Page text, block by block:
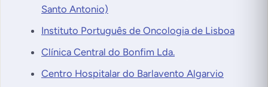
Santo Antonio)
Instituto Português de Oncologia de Lisboa
Clínica Central do Bonfim Lda.
Centro Hospitalar do Barlavento Algarvio